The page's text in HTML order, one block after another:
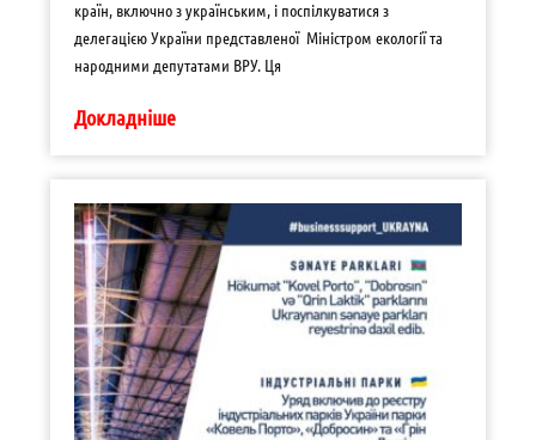
країн, включно з українським, і поспілкуватися з
делегацією України представленої Міністром екології та
народними депутатами ВРУ. Ця
Докладніше